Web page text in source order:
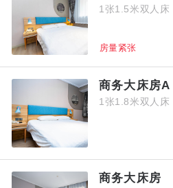
1张1.5米双人床
房量紧张
商务大床房A
1张1.8米双人床
商务大床房